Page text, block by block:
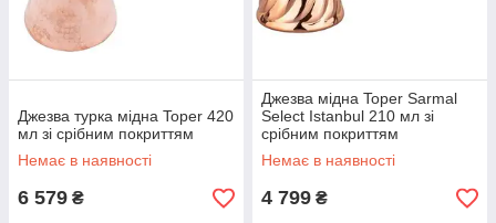
Джезва турка мідна Toper 420
мл зі срібним покриттям
Немає в наявності
6 579 ₴
Джезва мідна Toper Sarmal
Select Istanbul 210 мл зі
срібним покриттям
Немає в наявності
4 799 ₴